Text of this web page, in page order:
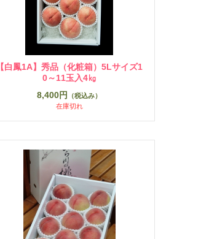
【白鳳1A】秀品（化粧箱）5Lサイズ1
0～11玉入4㎏
8,400円
（税込み）
在庫切れ